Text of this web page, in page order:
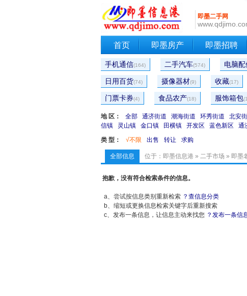
即墨二手网
首页 即墨房产 即墨招聘
手机通信(164) 二手汽车(574) 电脑配
日用百货(74) 摄像器材(9) 收藏(17)
门票卡券(4) 食品农产(18) 服饰箱包
地 区： 全部 通济街道 潮海街道 环秀街道 北安
信镇
灵山镇 金口镇 田横镇 开发区 蓝色新区 通
类 型：
√不限 出售 转让 求购
全部信息 位于： 即墨信息港 » 二手市场 » 即墨
抱歉，没有符合检索条件的信息。
a、尝试按信息类别重新检索 ？查信息分类
b、缩短或更换信息检索关键字后重新搜索
c、发布一条信息，让信息主动来找您 ？发布一条信